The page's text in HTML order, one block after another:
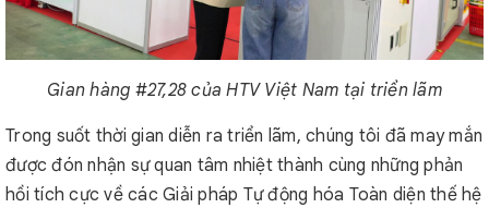
Gian hàng #27,28 của HTV Việt Nam tại triển lãm
Trong suốt thời gian diễn ra triển lãm, chúng tôi đã may mắn
được đón nhận sự quan tâm nhiệt thành cùng những phản
hồi tích cực về các Giải pháp Tự động hóa Toàn diện thế hệ